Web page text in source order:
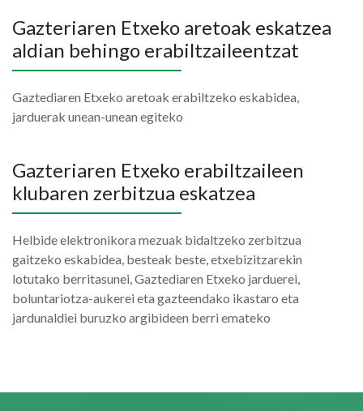
Gazteriaren Etxeko aretoak eskatzea
aldian behingo erabiltzaileentzat
Gaztediaren Etxeko aretoak erabiltzeko eskabidea,
jarduerak unean-unean egiteko
Gazteriaren Etxeko erabiltzaileen
klubaren zerbitzua eskatzea
Helbide elektronikora mezuak bidaltzeko zerbitzua
gaitzeko eskabidea, besteak beste, etxebizitzarekin
lotutako berritasunei, Gaztediaren Etxeko jarduerei,
boluntariotza-aukerei eta gazteendako ikastaro eta
jardunaldiei buruzko argibideen berri emateko